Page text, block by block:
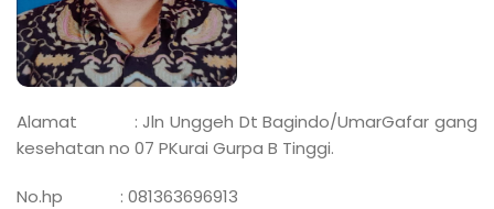
Alamat : Jln Unggeh Dt Bagindo/UmarGafar gang
kesehatan no 07 PKurai Gurpa B Tinggi.
No.hp : 081363696913